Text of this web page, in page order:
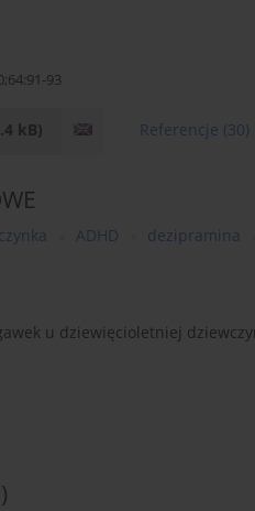
93
kB) Referencje (30)
ADHD dezipramina
u dziewięcioletniej